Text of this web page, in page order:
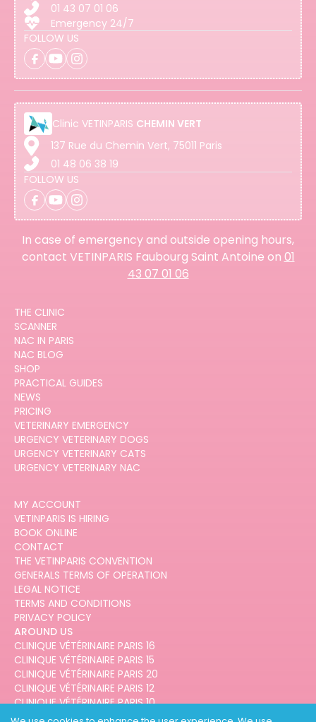
01 43 07 01 06
Emergency 24/7
FOLLOW US
Clinic VETINPARIS CHEMIN VERT
137 Rue du Chemin Vert, 75011 Paris
01 48 06 38 19
FOLLOW US
In case of emergency and outside opening hours,
contact VETINPARIS Faubourg Saint Antoine on 01
43 07 01 06
THE CLINIC
SCANNER
NAC IN PARIS
NAC BLOG
SHOP
PRACTICAL GUIDES
NEWS
PRICING
VETERINARY EMERGENCY
URGENCY VETERINARY DOGS
URGENCY VETERINARY CATS
URGENCY VETERINARY NAC
MY ACCOUNT
VETINPARIS IS HIRING
BOOK ONLINE
CONTACT
THE VETINPARIS CONVENTION
GENERALS TERMS OF OPERATION
LEGAL NOTICE
TERMS AND CONDITIONS
PRIVACY POLICY
AROUND US
CLINIQUE VÉTÉRINAIRE PARIS 16
CLINIQUE VÉTÉRINAIRE PARIS 15
CLINIQUE VÉTÉRINAIRE PARIS 20
CLINIQUE VÉTÉRINAIRE PARIS 12
CLINIQUE VÉTÉRINAIRE PARIS 10
CLINIQUE VÉTÉRINAIRE PARIS 3